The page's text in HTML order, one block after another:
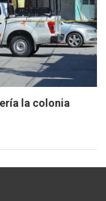
la colonia